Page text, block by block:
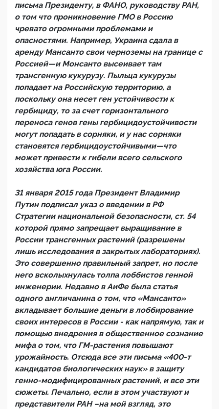
письма Президенту, в ФАНО, руководству РАН,
о том что проникновение ГМО в Россию
чревато огромными проблемами и
опасностями. Например, Украина сдала в
аренду Мансанто свои черноземы на границе с
Россией—и Монсанто высеивает там
трансгенную кукурузу. Пыльца кукурузы
попадает на Российскую территорию, а
поскольку она несет ген устойчивости к
гербициду, то за счет горизонтального
переноса генов гены гербицидоустойчивости
могут попадать в сорняки, и у нас сорняки
становятся гербицидоустойчивыми—что
может привести к гибели всего сельского
хозяйства юга России.
31 января 2015 года Президент Владимир
Путин подписал указ о введении в РФ
Стратегии национальной безопасности, ст. 54
которой прямо запрещает выращивание в
России трансгенных растений (разрешены
лишь исследования в закрытых лабораториях).
Это совершенно правильный запрет, но после
него всколыхнулась толпа лоббистов генной
инженерии. Недавно в АиФе была статья
одного англичанина о том, что «Мансанто»
вкладывает большие деньги в лоббирование
своих интересов в России - как напрямую, так и
помощью внедрения в общественное сознание
мифа о том, что ГМ-растения повышают
урожайность. Отсюда все эти письма «400-т
кандидатов биологических наук» в защиту
генно-модифицированных растений, и все эти
сюжеты. Печально, если в этом участвуют и
представители РАН –на мой взгляд, это